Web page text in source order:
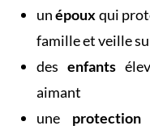
unépouxqui
famille et veille
des enfants
aimant
une protection